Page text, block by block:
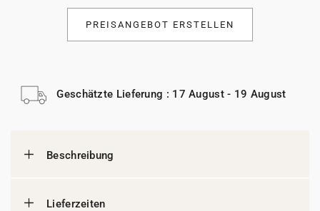
PREISANGEBOT ERSTELLEN
Geschätzte Lieferung : 17 August - 19 August
Beschreibung
Lieferzeiten